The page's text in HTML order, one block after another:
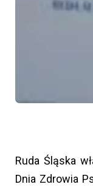
Ruda Śląska
Dnia Zdrowia